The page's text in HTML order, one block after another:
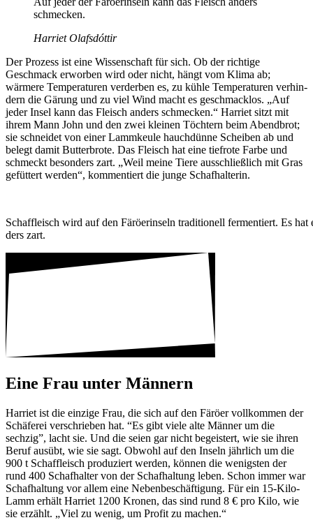
schme­cken.
Harriet Olaf­sdóttir
Der Prozess ist eine Wissen­schaft für sich. Ob der rich­tige
Geschmack erworben wird oder nicht, hängt vom Klima ab;
wärmere Tempe­ra­turen verderben es, zu kühle Tempe­ra­turen verhin­
dern die Gärung und zu viel Wind macht es geschmacklos. „Auf
jeder Insel kann das Fleisch anders schme­cken.“ Harriet sitzt mit
ihrem Mann John und den zwei kleinen Töch­tern beim Abend­brot;
sie schneidet von einer Lamm­keule hauch­dünne Scheiben ab und
belegt damit Butter­brote. Das Fleisch hat eine tief­rote Farbe und
schmeckt beson­ders zart. „Weil meine Tiere ausschließ­lich mit Gras
gefüt­tert werden“, kommen­tiert die junge Schaf­hal­terin.
Schaf­fleisch wird auf den Färö­er­in­seln tradi­tio­nell fermen­tiert. Es
ders zart.
Eine Frau unter Männern
Harriet ist die einzige Frau, die sich auf den Färöer voll­kommen der
Schä­ferei verschrieben hat. “Es gibt viele alte Männer um die
sechzig”, lacht sie. Und die seien gar nicht begeis­tert, wie sie ihren
Beruf ausübt, wie sie sagt. Obwohl auf den Inseln jähr­lich um die
900 t Schaf­fleisch produ­ziert werden, können die wenigsten der
rund 400 Schaf­halter von der Schaf­hal­tung leben. Schon immer war
Schaf­hal­tung vor allem eine Neben­be­schäf­ti­gung. Für ein 15-Kilo-
Lamm erhält Harriet 1200 Kronen, das sind rund 8 € pro Kilo, wie
sie erzählt. „Viel zu wenig, um Profit zu machen.“